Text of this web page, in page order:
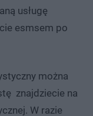
usługę
esmsem po
można
znajdziecie na
W razie